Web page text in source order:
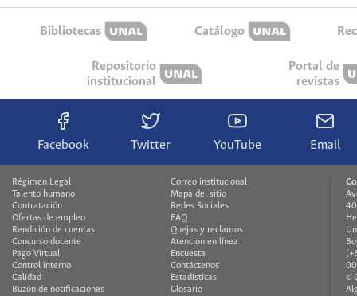
Bibliotecas Catálogo
Repositorio
institucional
Portal de
revistas
Facebook Twitter YouTube Email
Régimen Legal
Talento humano
Contratación
Ofertas de empleo
Rendición de cuentas
Concurso docente
Pago Virtual
Control interno
Calidad
Buzón de notificaciones
Correo institucional
Mapa del sitio
Redes Sociales
FAQ
Quejas y reclamos
Atención en línea
Encuesta
Contáctenos
Estadísticas
Glosario
©